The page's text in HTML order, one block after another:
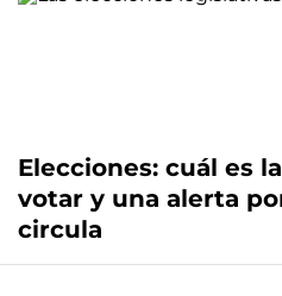
Elecciones: cuál es
votar y una alerta
circula